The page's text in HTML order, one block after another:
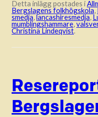
Detta inlägg postades i
Bergslagens folkhögskola,
smedja,lancashiresmedja,
mumblingshammare,
Christina Lindeqvist.